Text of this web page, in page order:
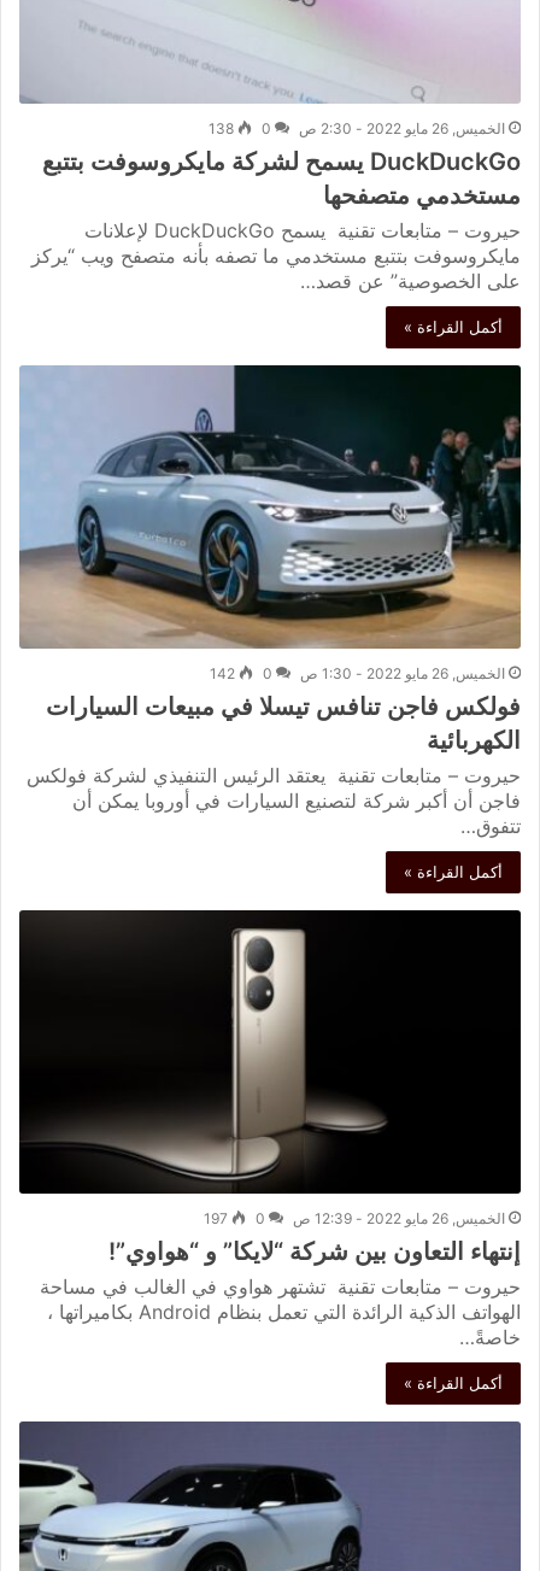
الخميس, 26 مايو 2022 - 2:30 ص 0
138
DuckDuckGo يسمح لشركة مايكروسوفت بتتبع
مستخدمي متصفحها
حيروت – متابعات تقنية يسمح DuckDuckGo لإعلانات
مايكروسوفت بتتبع مستخدمي ما تصفه بأنه متصفح ويب “يركز
على الخصوصية” عن قصد…
أكمل القراءة »
الخميس, 26 مايو 2022 - 1:30 ص 0
142
فولكس فاجن تنافس تيسلا في مبيعات السيارات
الكهربائية
حيروت – متابعات تقنية يعتقد الرئيس التنفيذي لشركة فولكس
فاجن أن أكبر شركة لتصنيع السيارات في أوروبا يمكن أن
تتفوق…
أكمل القراءة »
الخميس, 26 مايو 2022 - 12:39 ص 0
197
إنتهاء التعاون بين شركة “لايكا” و “هواوي”!
حيروت – متابعات تقنية تشتهر هواوي في الغالب في مساحة
الهواتف الذكية الرائدة التي تعمل بنظام Android بكاميراتها ،
خاصةً…
أكمل القراءة »